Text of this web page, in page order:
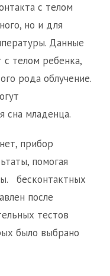
с телом
но и для
Данные
телом ребенка,
рода облучение.
сна младенца.
прибор
помогая
бесконтактных
после
тестов
было выбрано